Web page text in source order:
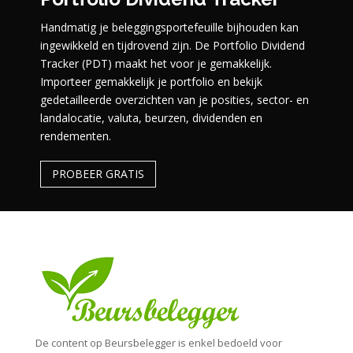
Handmatig je beleggingsportefeuille bijhouden kan
ingewikkeld en tijdrovend zijn. De Portfolio Dividend
Tracker (PDT) maakt het voor je gemakkelijk.
Importeer gemakkelijk je portfolio en bekijk
gedetailleerde overzichten van je posities, sector- en
landalocatie, valuta, beurzen, dividenden en
rendementen.
PROBEER GRATIS
De content op Beursbelegger is enkel bedoeld voor